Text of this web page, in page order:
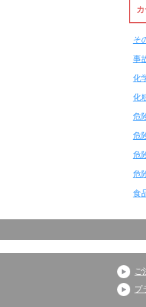
そ
事
化
化
危
危
危
危
食
ご
プ